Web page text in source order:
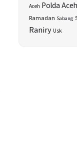
Aceh Polda Aceh
Ramadan Sabang
Raniry Usk